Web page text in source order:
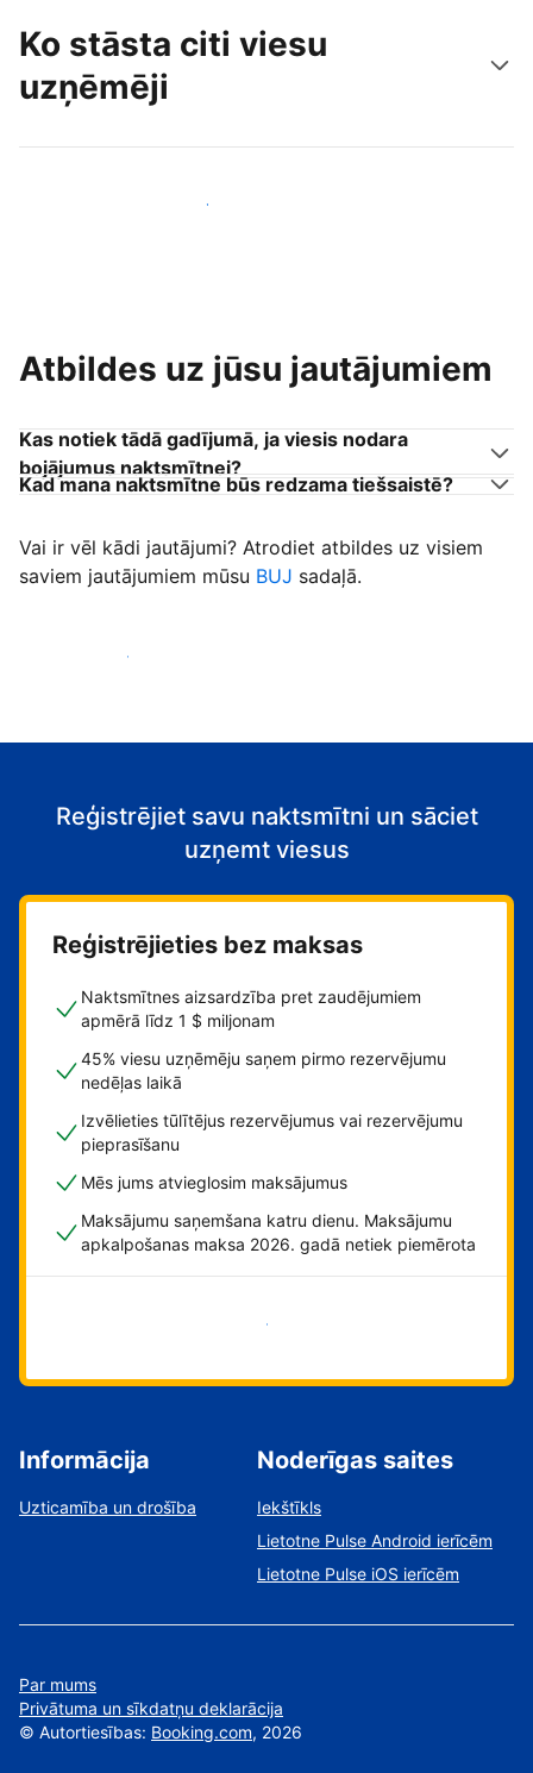
Ko stāsta citi viesu
uzņēmēji
Pievienoties citiem viesu uzņēmējiem
Atbildes uz jūsu jautājumiem
Kas notiek tādā gadījumā, ja viesis nodara
bojājumus naktsmītnei?
Kad mana naktsmītne būs redzama tiešsaistē?
Vai ir vēl kādi jautājumi? Atrodiet atbildes uz visiem
saviem jautājumiem mūsu BUJ sadaļā.
Sākt uzņemt viesus
Reģistrējiet savu naktsmītni un sāciet
uzņemt viesus
Reģistrējieties bez maksas
Naktsmītnes aizsardzība pret zaudējumiem
apmērā līdz 1 $ miljonam
45% viesu uzņēmēju saņem pirmo rezervējumu
nedēļas laikā
Izvēlieties tūlītējus rezervējumus vai rezervējumu
pieprasīšanu
Mēs jums atvieglosim maksājumus
Maksājumu saņemšana katru dienu. Maksājumu
apkalpošanas maksa 2026. gadā netiek piemērota
Sāciet tūlīt!
Informācija
Uzticamība un drošība
Noderīgas saites
Iekštīkls
Lietotne Pulse Android ierīcēm
Lietotne Pulse iOS ierīcēm
Par mums
Privātuma un sīkdatņu deklarācija
© Autortiesības: Booking.com, 2026